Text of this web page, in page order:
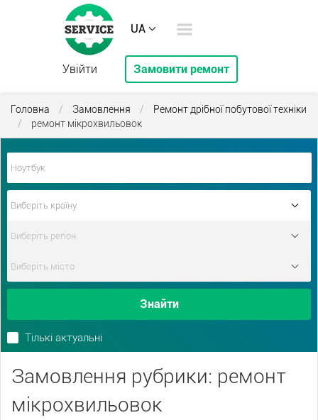
UA
Увійти Замовити ремонт
Головна / Замовлення /
Ремонт дрібної побутової техніки
/
ремонт мікрохвильовок
Знайти
Тількі актуальні
Замовлення рубрики: ремонт
мікрохвильовок